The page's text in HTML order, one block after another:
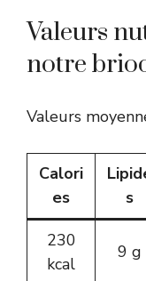
Valeurs
notre
Valeurs
Calori
es
s
230
kcal
9 g